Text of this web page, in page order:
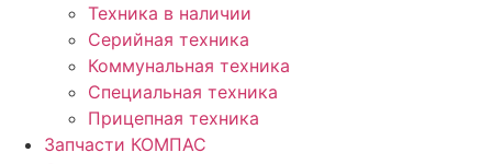
Техника в наличии
Серийная техника
Коммунальная техника
Специальная техника
Прицепная техника
Запчасти КОМПАС